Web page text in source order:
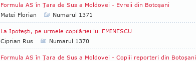
Formula AS în Ţara de Sus a Moldovei - Evreii din Botoşani
Matei Florian
Numarul 1371
La Ipoteşti, pe urmele copilăriei lui EMINESCU
Ciprian Rus
Numarul 1370
Formula AS în Ţara de Sus a Moldovei - Copiii reporteri din Botoşani